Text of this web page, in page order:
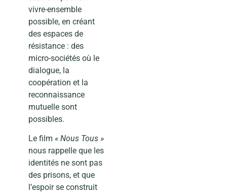
vivre-ensemble
possible, en créant
des espaces de
résistance : des
micro-sociétés où le
dialogue, la
coopération et la
reconnaissance
mutuelle sont
possibles.
Le film « Nous Tous »
nous rappelle que les
identités ne sont pas
des prisons, et que
l’espoir se construit